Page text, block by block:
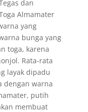
dan
Almamater
yang
bunga yang
toga, karena
Rata-rata
layak dipadu
dengan warna
putih
membuat